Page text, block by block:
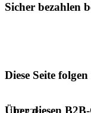
Sicher bezahlen
Diese Seite
Über diesen